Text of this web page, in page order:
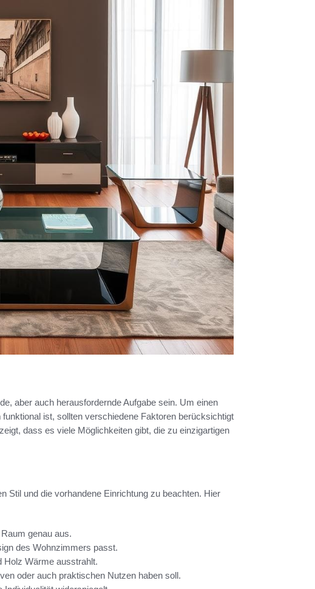
aber auch herausfordernde Aufgabe sein. Um einen
ist, sollten verschiedene Faktoren berücksichtigt
dass es viele Möglichkeiten gibt, die zu einzigartigen
Stil und die vorhandene Einrichtung zu beachten. Hier
genau aus.
des Wohnzimmers passt.
Holz Wärme ausstrahlt.
oder auch praktischen Nutzen haben soll.